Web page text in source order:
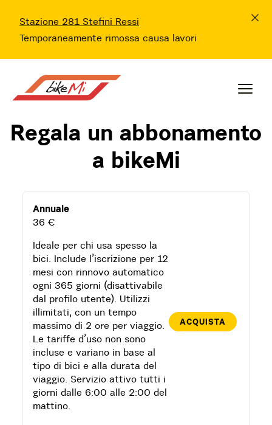
Stazione 281 Stefini Ressi
Temporaneamente rimossa causa lavori
Regala un abbonamento
a bikeMi
Annuale
36 €
Ideale per chi usa spesso la
bici. Include l’iscrizione per 12
mesi con rinnovo automatico
ogni 365 giorni (disattivabile
dal profilo utente). Utilizzi
illimitati, con un tempo
massimo di 2 ore per viaggio.
Le tariffe d’uso non sono
incluse e variano in base al
tipo di bici e alla durata del
viaggio. Servizio attivo tutti i
giorni dalle 6:00 alle 2:00 del
mattino.
ACQUISTA